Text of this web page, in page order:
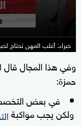
خبراء: أغلب المهن تحتاج
وفي هذا المجال قال
حمزة:
في بعض
ولكن يجب مواكبة